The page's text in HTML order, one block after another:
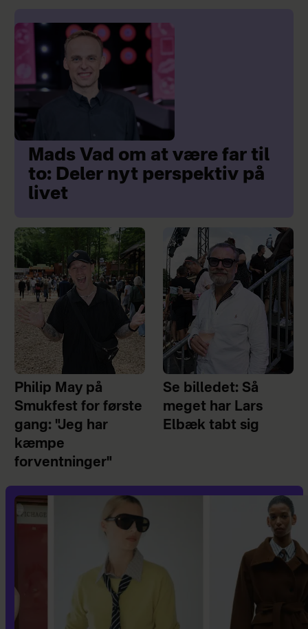
Mads Vad om at være far til
to: Deler nyt perspektiv på
livet
Philip May på
Smukfest for første
gang: "Jeg har
kæmpe
forventninger"
Se billedet: Så
meget har Lars
Elbæk tabt sig